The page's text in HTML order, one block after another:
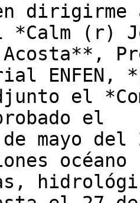
*Calm (r)
Acosta**,
ENFEN,
el
el
mayo del
océano